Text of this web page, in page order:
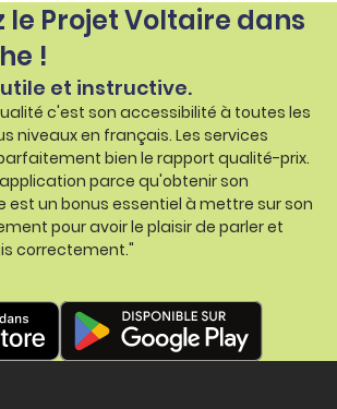
le Projet Voltaire dans
!
et instructive.
c'est son accessibilité à toutes les
niveaux en français. Les services
bien le rapport qualité-prix.
parce qu'obtenir son
est un bonus essentiel à mettre sur son
pour avoir le plaisir de parler et
correctement."